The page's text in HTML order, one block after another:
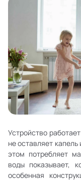
Устройство
не оставляет
этом потребляет
воды показывает,
особенная